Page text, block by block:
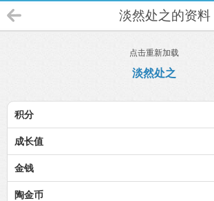
淡然处之的资料
点击重新加载
淡然处之
积分
成长值
金钱
陶金币